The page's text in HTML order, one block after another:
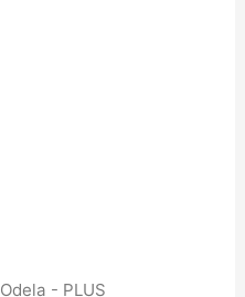
Odela - PLUS